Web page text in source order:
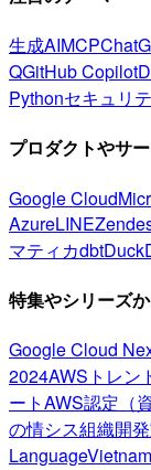
生成AIMCP
QGitHub Copilot
Pythonセキュリ
プロダクトやサ
Google Cloud
AzureLINE
マティカdbt
特集やシリーズ
Google Cloud
2024AWSトレン
ートAWS認定（資
の情シス組織開
Language